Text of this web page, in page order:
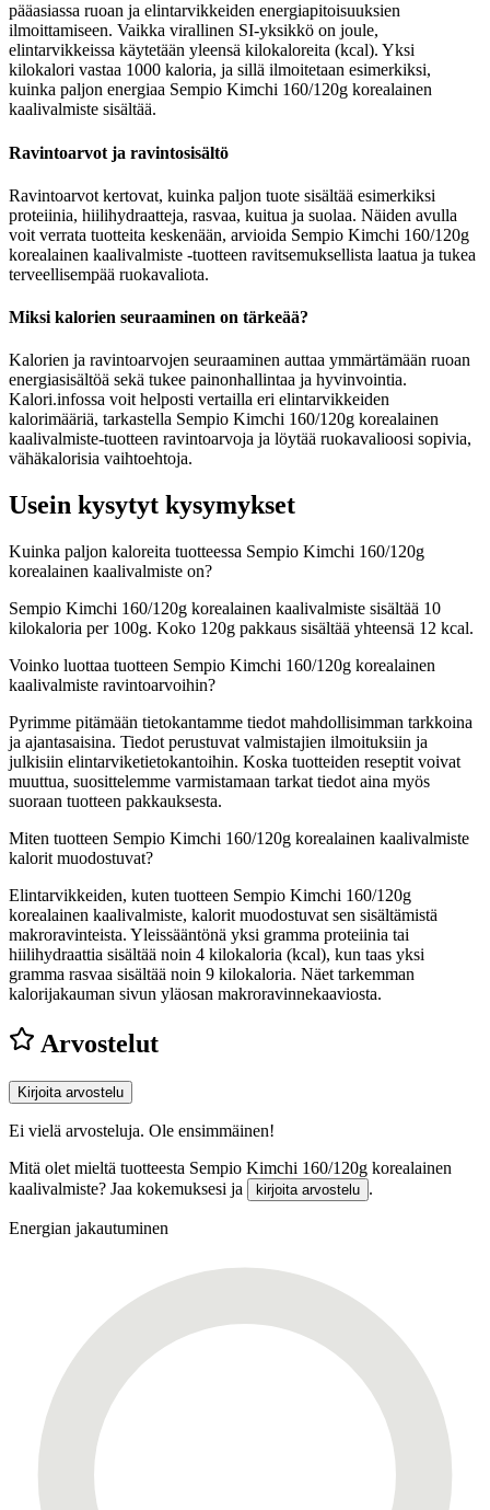
pääasiassa ruoan ja elintarvikkeiden energiapitoisuuksien
ilmoittamiseen. Vaikka virallinen SI-yksikkö on joule,
elintarvikkeissa käytetään yleensä kilokaloreita (kcal). Yksi
kilokalori vastaa 1000 kaloria, ja sillä ilmoitetaan esimerkiksi,
kuinka paljon energiaa Sempio Kimchi 160/120g korealainen
kaalivalmiste sisältää.
Ravintoarvot ja ravintosisältö
Ravintoarvot kertovat, kuinka paljon tuote sisältää esimerkiksi
proteiinia, hiilihydraatteja, rasvaa, kuitua ja suolaa. Näiden avulla
voit verrata tuotteita keskenään, arvioida Sempio Kimchi 160/120g
korealainen kaalivalmiste -tuotteen ravitsemuksellista laatua ja tukea
terveellisempää ruokavaliota.
Miksi kalorien seuraaminen on tärkeää?
Kalorien ja ravintoarvojen seuraaminen auttaa ymmärtämään ruoan
energiasisältöä sekä tukee painonhallintaa ja hyvinvointia.
Kalori.infossa voit helposti vertailla eri elintarvikkeiden
kalorimääriä, tarkastella Sempio Kimchi 160/120g korealainen
kaalivalmiste-tuotteen ravintoarvoja ja löytää ruokavalioosi sopivia,
vähäkalorisia vaihtoehtoja.
Usein kysytyt kysymykset
Kuinka paljon kaloreita tuotteessa Sempio Kimchi 160/120g
korealainen kaalivalmiste on?
Sempio Kimchi 160/120g korealainen kaalivalmiste sisältää 10
kilokaloria per 100g. Koko 120g pakkaus sisältää yhteensä 12 kcal.
Voinko luottaa tuotteen Sempio Kimchi 160/120g korealainen
kaalivalmiste ravintoarvoihin?
Pyrimme pitämään tietokantamme tiedot mahdollisimman tarkkoina
ja ajantasaisina. Tiedot perustuvat valmistajien ilmoituksiin ja
julkisiin elintarviketietokantoihin. Koska tuotteiden reseptit voivat
muuttua, suosittelemme varmistamaan tarkat tiedot aina myös
suoraan tuotteen pakkauksesta.
Miten tuotteen Sempio Kimchi 160/120g korealainen kaalivalmiste
kalorit muodostuvat?
Elintarvikkeiden, kuten tuotteen Sempio Kimchi 160/120g
korealainen kaalivalmiste, kalorit muodostuvat sen sisältämistä
makroravinteista. Yleissääntönä yksi gramma proteiinia tai
hiilihydraattia sisältää noin 4 kilokaloria (kcal), kun taas yksi
gramma rasvaa sisältää noin 9 kilokaloria. Näet tarkemman
kalorijakauman sivun yläosan makroravinnekaaviosta.
Arvostelut
Kirjoita arvostelu
Ei vielä arvosteluja. Ole ensimmäinen!
Mitä olet mieltä tuotteesta Sempio Kimchi 160/120g korealainen
kaalivalmiste? Jaa kokemuksesi ja
kirjoita arvostelu .
Energian jakautuminen